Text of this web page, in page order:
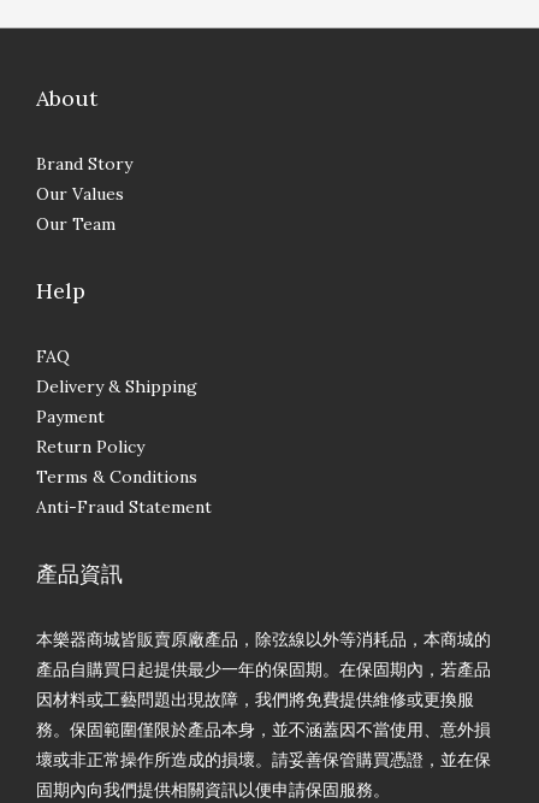
About
Brand Story
Our Values
Our Team
Help
FAQ
Delivery & Shipping
Payment
Return Policy
Terms & Conditions
Anti-Fraud Statement
產品資訊
本樂器商城皆販賣原廠產品，除弦線以外等消耗品，本商城的
產品自購買日起提供最少一年的保固期。在保固期內，若產品
因材料或工藝問題出現故障，我們將免費提供維修或更換服
務。保固範圍僅限於產品本身，並不涵蓋因不當使用、意外損
壞或非正常操作所造成的損壞。請妥善保管購買憑證，並在保
固期內向我們提供相關資訊以便申請保固服務。